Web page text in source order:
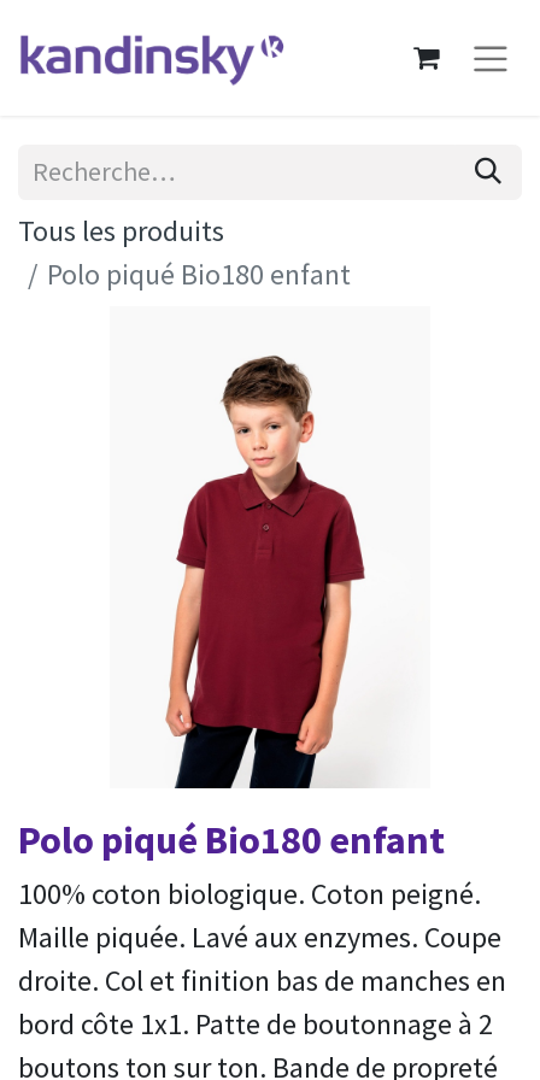
Tous les produits
Polo piqué Bio180 enfant
Polo piqué Bio180 enfant
100% coton biologique. Coton peigné.
Maille piquée. Lavé aux enzymes. Coupe
droite. Col et finition bas de manches en
bord côte 1x1. Patte de boutonnage à 2
boutons ton sur ton. Bande de propreté